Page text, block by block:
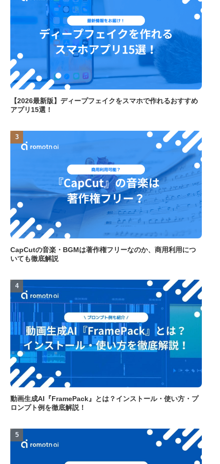
【2026最新版】ディープフェイクをスマホで作れるおすすめ
アプリ15選！
CapCutの音楽・BGMは著作権フリーなのか、商用利用につ
いても徹底解説
動画生成AI『FramePack』とは？インストール・使い方・プ
ロンプト例を徹底解説！